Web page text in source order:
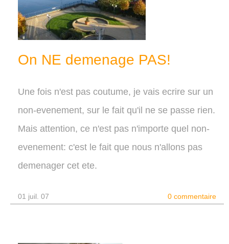
On NE demenage PAS!
Une fois n'est pas coutume, je vais ecrire sur un
non-evenement, sur le fait qu'il ne se passe rien.
Mais attention, ce n'est pas n'importe quel non-
evenement: c'est le fait que nous n'allons pas
demenager cet ete.
01 juil. 07 0 commentaire